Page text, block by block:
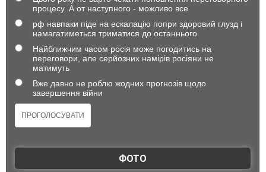
процесу. А от наступного - можливо все
рф навпаки піде на ескалацію попри здоровий глузд і
намагатиметься триматися до останнього
Найближчим часом росія може погодитись на
переговори, але серйозних намірів росіяни не
матимуть
Вже давно не роблю жодних прогнозів щодо
завершення війни
ФОТО